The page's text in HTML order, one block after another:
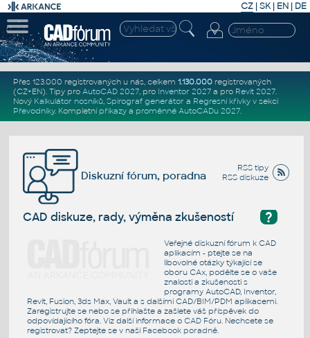
CZ | SK| EN | DE
Přes 123.000 registrovaných u nás, celkem 1.130.000registrovaných
(CZ+EN). Tipy pro AutoCAD 2027, pro Inventor 2027a pro Revit 2027.
Nový Kalkulátor nosníků, Spirograf generátor a Regresní křivkyv sekci
Převodníky. Kompletní příkazya proměnné AutoCADu 2027.
RSS tipy
RSS diskuze
Diskuzní fórum, poradna
?
CAD diskuze, rady, výměna zkušeností
Veřejné diskuzní fórum k CAD
aplikacím - ptejte se na
libovolné otázky týkající se
oboru CAx, podělte se o vaše
znalosti a zkušenosti s
programy AutoCAD, Inventor,
Revit, Fusion, 3ds Max, Vault a s dalšími CAD/BIM/PDM aplikacemi.
Zaregistrujte se nebo se přihlašte a zašlete váš příspěvek do
odpovídajícího fóra. Viz další informace o CAD Fóru. Nechcete se
registrovat? Zeptejte se v naší Facebook poradně.